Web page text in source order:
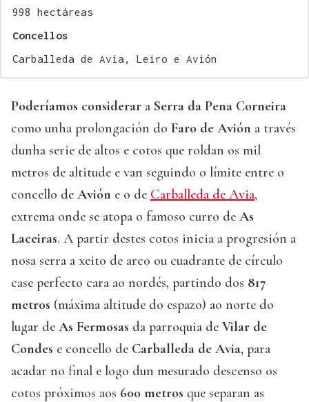
998 hectáreas
Concellos
Carballeda de Avia, Leiro e Avión
Poderíamos considerar a Serra da Pena Corneira
como unha prolongación do Faro de Avión a través
dunha serie de altos e cotos que roldan os mil
metros de altitude e van seguindo o límite entre o
concello de Avión e o de Carballeda de Avia,
extrema onde se atopa o famoso curro de As
Laceiras. A partir destes cotos inicia a progresión a
nosa serra a xeito de arco ou cuadrante de círculo
case perfecto cara ao nordés, partindo dos 817
metros (máxima altitude do espazo) ao norte do
lugar de As Fermosas da parroquia de Vilar de
Condes e concello de Carballeda de Avia, para
acadar no final e logo dun mesurado descenso os
cotos próximos aos 600 metros que separan as